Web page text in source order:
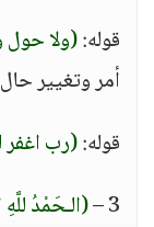
قوله:(ولا حول
أمر وتغيير
قوله:(رب اغفر
3 – (الـحَمْدُ